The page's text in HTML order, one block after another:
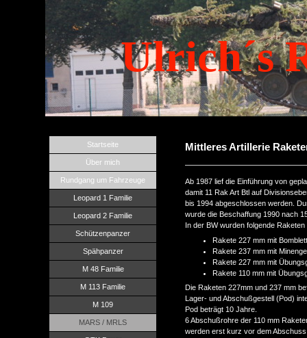
Ulrich´s
Startseite
Über mich
Rundgang um Fahrzeuge
Leopard 1 Familie
Leopard 2 Familie
Schützenpanzer
Spähpanzer
M 48 Familie
M 113 Familie
M 109
MARS / MRLS
Mittleres Artillerie
Ab 1987 lief die Einführung von
damit 11 Rak Art Btl auf
bis 1994 abgeschlossen werden.
wurde die Beschaffung 1990 nach
In der BW wurden folgende Raketen
Rakete 227 mm mit
Rakete 237 mm mit
Rakete 227 mm mit
Rakete 110 mm mit
Die Raketen 227mm und 237 mm
Lager- und Abschußgestell (Pod)
Pod beträgt 10 Jahre.
6 Abschußrohre der 110 mm
werden erst kurz vor dem